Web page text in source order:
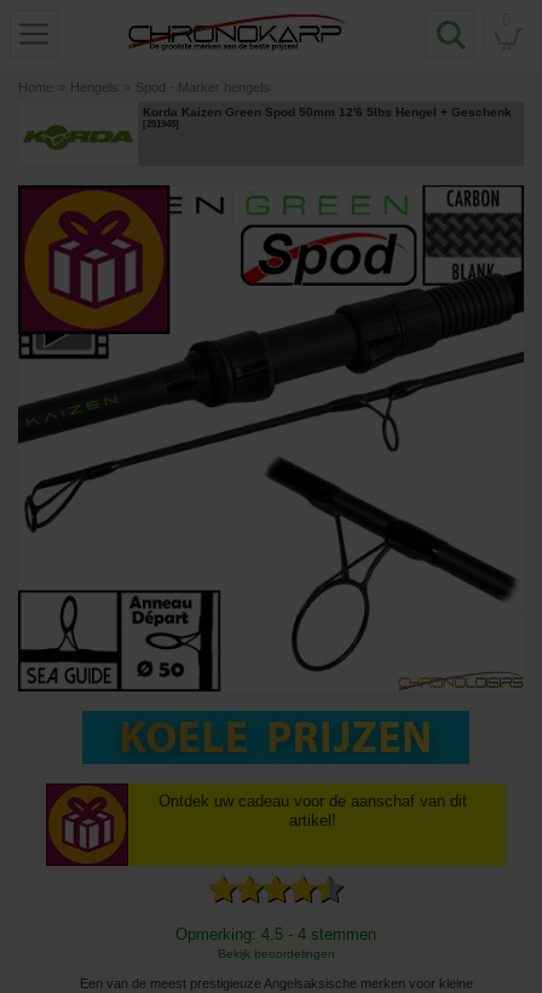
Home » Hengels » Spod - Marker hengels
Korda Kaizen Green Spod 50mm 12'6 5lbs Hengel + Geschenk
[251948]
Ontdek uw cadeau voor de aanschaf van dit
artikel!
Opmerking: 4.5 - 4 stemmen
Bekijk beoordelingen
Een van de meest prestigieuze Angelsaksische merken voor kleine